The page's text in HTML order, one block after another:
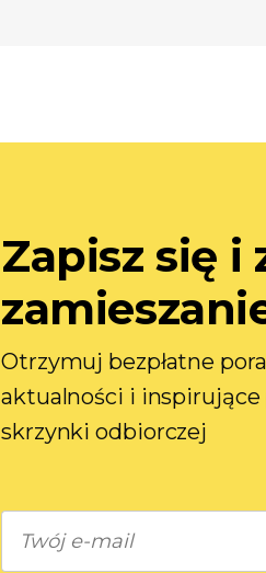
Zapisz się i
Otrzymuj bezpłatne
aktualności i inspirujące
skrzynki odbiorczej